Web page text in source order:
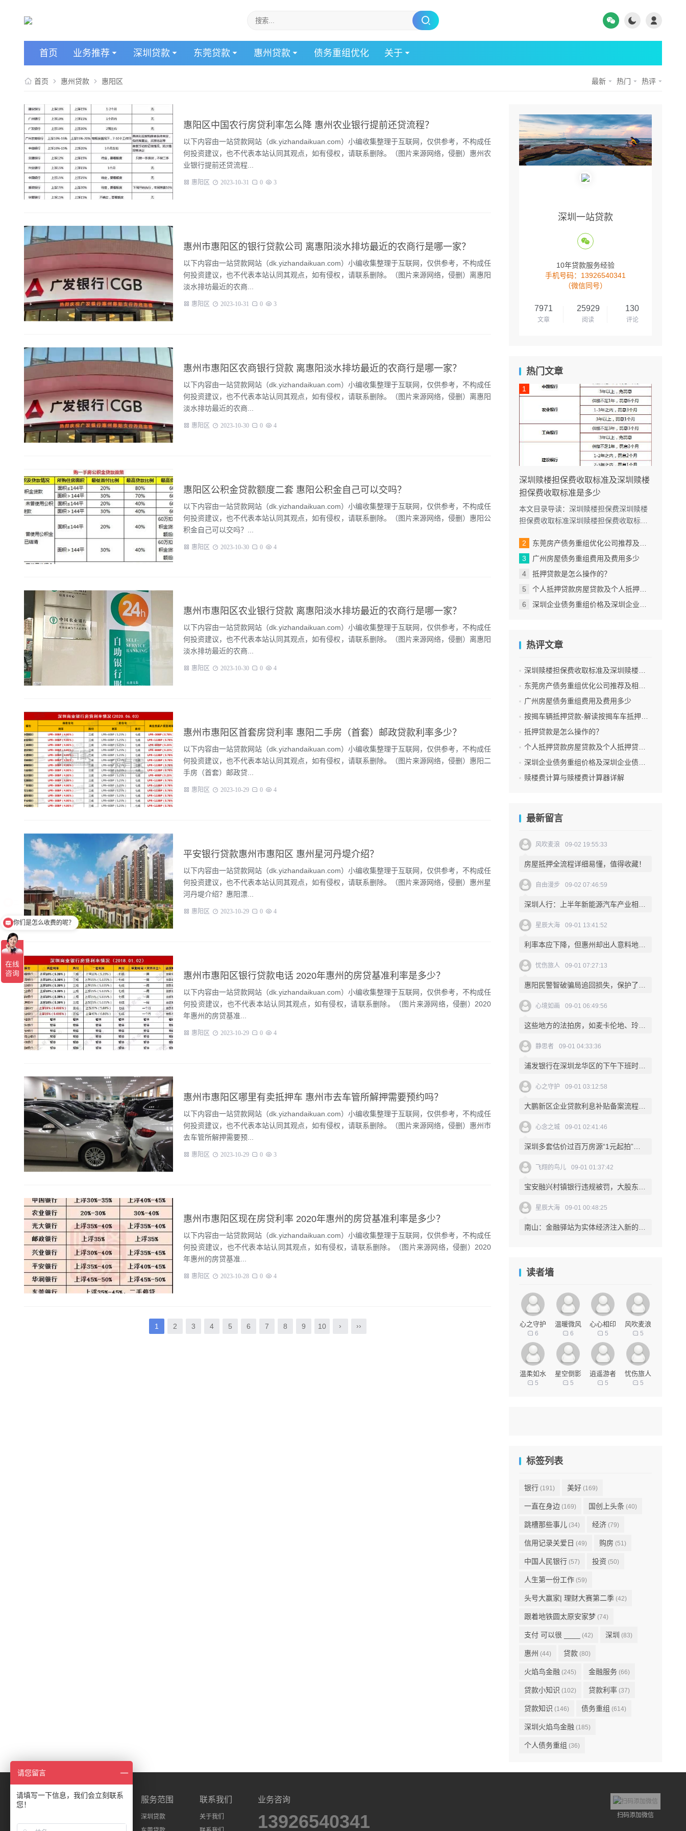
首页 业务推荐 深圳贷款 东莞贷款 惠州贷款 债务重组优化 关于
首页 惠州贷款 惠阳区 最新 热门 热评
惠阳区中国农行房贷利率怎么降 惠州农业银行提前还贷流程？
以下内容由一站贷款网站（dk.yizhandaikuan.com）小编收集整理于互联网，仅供参考，不构成任
何投资建议，也不代表本站认同其观点，如有侵权，请联系删除。（图片来源网络，侵删）惠州农
业银行提前还贷流程...
惠阳区 2023-10-31 0 3
惠州市惠阳区的银行贷款公司 离惠阳淡水排坊最近的农商行是哪一家？
以下内容由一站贷款网站（dk.yizhandaikuan.com）小编收集整理于互联网，仅供参考，不构成任
何投资建议，也不代表本站认同其观点，如有侵权，请联系删除。（图片来源网络，侵删）离惠阳
淡水排坊最近的农商...
惠阳区 2023-10-31 0 3
惠州市惠阳区农商银行贷款 离惠阳淡水排坊最近的农商行是哪一家？
以下内容由一站贷款网站（dk.yizhandaikuan.com）小编收集整理于互联网，仅供参考，不构成任
何投资建议，也不代表本站认同其观点，如有侵权，请联系删除。（图片来源网络，侵删）离惠阳
淡水排坊最近的农商...
惠阳区 2023-10-30 0 4
惠阳区公积金贷款额度二套 惠阳公积金自己可以交吗？
以下内容由一站贷款网站（dk.yizhandaikuan.com）小编收集整理于互联网，仅供参考，不构成任
何投资建议，也不代表本站认同其观点，如有侵权，请联系删除。（图片来源网络，侵删）惠阳公
积金自己可以交吗？...
惠阳区 2023-10-30 0 4
惠州市惠阳区农业银行贷款 离惠阳淡水排坊最近的农商行是哪一家？
以下内容由一站贷款网站（dk.yizhandaikuan.com）小编收集整理于互联网，仅供参考，不构成任
何投资建议，也不代表本站认同其观点，如有侵权，请联系删除。（图片来源网络，侵删）离惠阳
淡水排坊最近的农商...
惠阳区 2023-10-30 0 4
惠州市惠阳区首套房贷利率 惠阳二手房（首套）邮政贷款利率多少？
以下内容由一站贷款网站（dk.yizhandaikuan.com）小编收集整理于互联网，仅供参考，不构成任
何投资建议，也不代表本站认同其观点，如有侵权，请联系删除。（图片来源网络，侵删）惠阳二
手房（首套）邮政贷...
惠阳区 2023-10-29 0 4
平安银行贷款惠州市惠阳区 惠州星河丹堤介绍？
以下内容由一站贷款网站（dk.yizhandaikuan.com）小编收集整理于互联网，仅供参考，不构成任
何投资建议，也不代表本站认同其观点，如有侵权，请联系删除。（图片来源网络，侵删）惠州星
河丹堤介绍？惠阳漂...
惠阳区 2023-10-29 0 4
惠州市惠阳区银行贷款电话 2020年惠州的房贷基准利率是多少？
以下内容由一站贷款网站（dk.yizhandaikuan.com）小编收集整理于互联网，仅供参考，不构成任
何投资建议，也不代表本站认同其观点，如有侵权，请联系删除。（图片来源网络，侵删）2020
年惠州的房贷基准...
惠阳区 2023-10-29 0 4
惠州市惠阳区哪里有卖抵押车 惠州市去车管所解押需要预约吗？
以下内容由一站贷款网站（dk.yizhandaikuan.com）小编收集整理于互联网，仅供参考，不构成任
何投资建议，也不代表本站认同其观点，如有侵权，请联系删除。（图片来源网络，侵删）惠州市
去车管所解押需要预...
惠阳区 2023-10-29 0 3
惠州市惠阳区现在房贷利率 2020年惠州的房贷基准利率是多少？
以下内容由一站贷款网站（dk.yizhandaikuan.com）小编收集整理于互联网，仅供参考，不构成任
何投资建议，也不代表本站认同其观点，如有侵权，请联系删除。（图片来源网络，侵删）2020
年惠州的房贷基准...
惠阳区 2023-10-28 0 4
1 2 3 4 5 6 7 8 9 10 › ››
深圳一站贷款
10年贷款服务经验
手机号码：13926540341
（微信同号）
7971
文章
25929
阅读
130
评论
热门文章
深圳赎楼担保费收取标准及深圳赎楼
担保费收取标准是多少
本文目录导读：深圳赎楼担保费深圳赎楼
担保费收取标准深圳赎楼担保费收取标准
的一个城市，是中国改革开放的...
东莞房产债务重组优化公司推荐及相关知识解读
广州房屋债务重组费用及费用多少
抵押贷款是怎么操作的？
个人抵押贷款房屋贷款及个人抵押贷款房屋贷款怎么贷
深圳企业债务重组价格及深圳企业债务重组价格公示
热评文章
深圳赎楼担保费收取标准及深圳赎楼担保费收取标准是多少
东莞房产债务重组优化公司推荐及相关知识解读
广州房屋债务重组费用及费用多少
按揭车辆抵押贷款-解读按揭车车抵押贷款的利弊及申请流程
抵押贷款是怎么操作的？
个人抵押贷款房屋贷款及个人抵押贷款房屋贷款怎么贷
深圳企业债务重组价格及深圳企业债务重组价格公示
赎楼费计算与赎楼费计算器详解
最新留言
风吹麦浪 09-02 19:55:33
房屋抵押全流程详细易懂，值得收藏！
自由漫步 09-02 07:46:59
星辰大海 09-01 13:41:52
忧伤旅人 09-01 07:27:13
心境如画 09-01 06:49:56
静思者 09-01 04:33:36
心之守护 09-01 03:12:58
心念之城 09-01 02:41:46
飞翔的鸟儿 09-01 01:37:42
星辰大海 09-01 00:48:25
读者墙
心之守护
6
温暖微风
6
心心相印
5
风吹麦浪
5
温柔如水
5
星空倒影
5
逍遥游者
5
忧伤旅人
5
标签列表
银行 (191) 美好 (169)
一直在身边 (169) 国创上头条 (40)
跳槽那些事儿 (34) 经济 (79)
信用记录关爱日 (49) 购房 (51)
中国人民银行 (57) 投资 (50)
人生第一份工作 (59)
头号大赢家| 理财大赛第二季 (42)
跟着地铁圆太原安家梦 (74)
支付 可以很 ____ (42) 深圳 (83)
惠州 (44) 贷款 (80)
火焰鸟金融 (245) 金融服务 (66)
贷款小知识 (102) 贷款利率 (37)
贷款知识 (146) 债务重组 (614)
深圳火焰鸟金融 (185)
个人债务重组 (36)
新手指南 产品中心 服务范围
深圳贷款
联系我们
关于我们
业务咨询
13926540341 扫码添加微信
你们是怎么收费的呢？
请您留言
请填写一下信息，我们会立刻联系
您！